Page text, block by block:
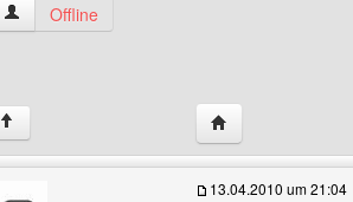
metin2-live Benutzer-Profile anzeigen
Offline
↑ Website dieses
13.04.2010 um 21:04